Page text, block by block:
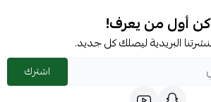
كن أول من يعرف!
البريدية ليصلك كل جديد.
اشترك